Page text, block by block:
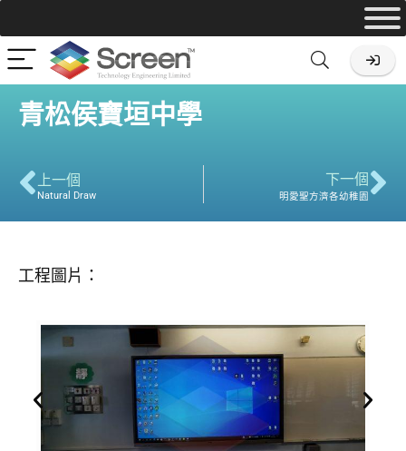
青松侯寶垣中學
上一個
Natural Draw
下一個
明愛聖方濟各幼稚園
工程圖片：